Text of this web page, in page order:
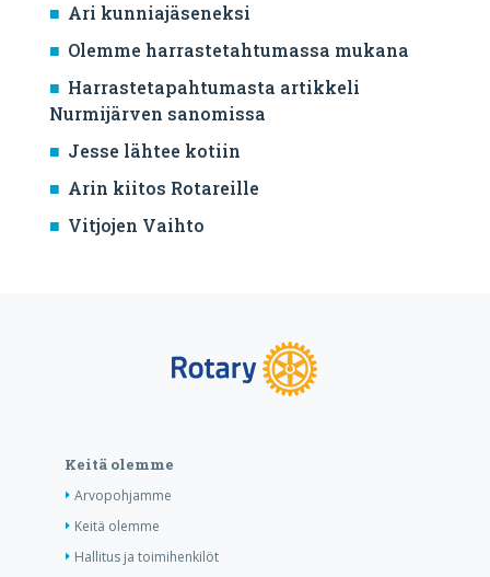
Ari kunniajäseneksi
Olemme harrastetahtumassa mukana
Harrastetapahtumasta artikkeli
Nurmijärven sanomissa
Jesse lähtee kotiin
Arin kiitos Rotareille
Vitjojen Vaihto
Keitä olemme
Arvopohjamme
Keitä olemme
Hallitus ja toimihenkilöt